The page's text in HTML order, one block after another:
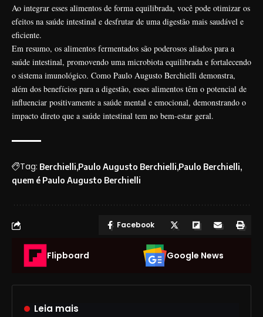
Ao integrar esses alimentos de forma equilibrada, você pode otimizar os
efeitos na saúde intestinal e desfrutar de uma digestão mais saudável e
eficiente.
Em resumo, os alimentos fermentados são poderosos aliados para a
saúde intestinal, promovendo uma microbiota equilibrada e fortalecendo
o sistema imunológico. Como Paulo Augusto Berchielli demonstra,
além dos benefícios para a digestão, esses alimentos têm o potencial de
influenciar positivamente a saúde mental e emocional, demonstrando o
impacto direto que a saúde intestinal tem no bem-estar geral.
Tag: Berchielli Paulo Augusto Berchielli Paulo Berchielli
quem é Paulo Augusto Berchielli
Facebook
Flipboard Google News
Leia mais